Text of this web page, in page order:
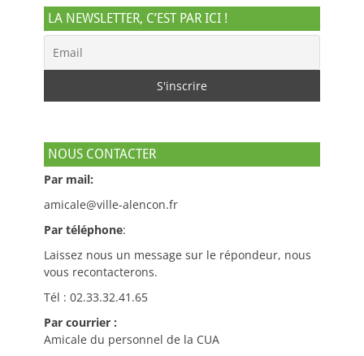
articles
LA NEWSLETTER, C’EST PAR ICI !
NOUS CONTACTER
Par mail:
amicale@ville-alencon.fr
Par téléphone:
Laissez nous un message sur le répondeur, nous
vous recontacterons.
Tél : 02.33.32.41.65
Par courrier :
Amicale du personnel de la CUA